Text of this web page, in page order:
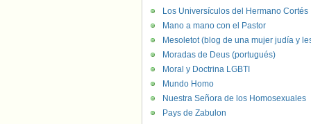
Los Universículos del Hermano Cortés
Mano a mano con el Pastor
Mesoletot (blog de una mujer judía y
Moradas de Deus (portugués)
Moral y Doctrina LGBTI
Mundo Homo
Nuestra Señora de los Homosexuales
Pays de Zabulon